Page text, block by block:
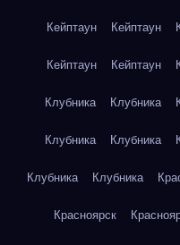
Кейптаун Кейптаун
Кейптаун Кейптаун
Клубника Клубника
Клубника Клубника
Клубника Клубника
Красноярск